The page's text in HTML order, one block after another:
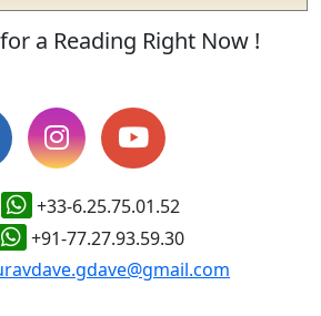
a Reading Right Now !
+33-6.25.75.01.52
+91-77.27.93.59.30